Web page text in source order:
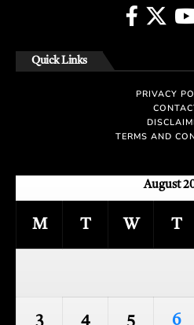
Quick Links
PRIVACY
TERMS AND
August
M T W T
3 4 5 6